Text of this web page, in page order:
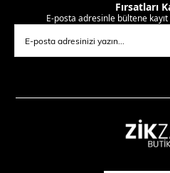
Fırsatları
E-posta adresinle bültene